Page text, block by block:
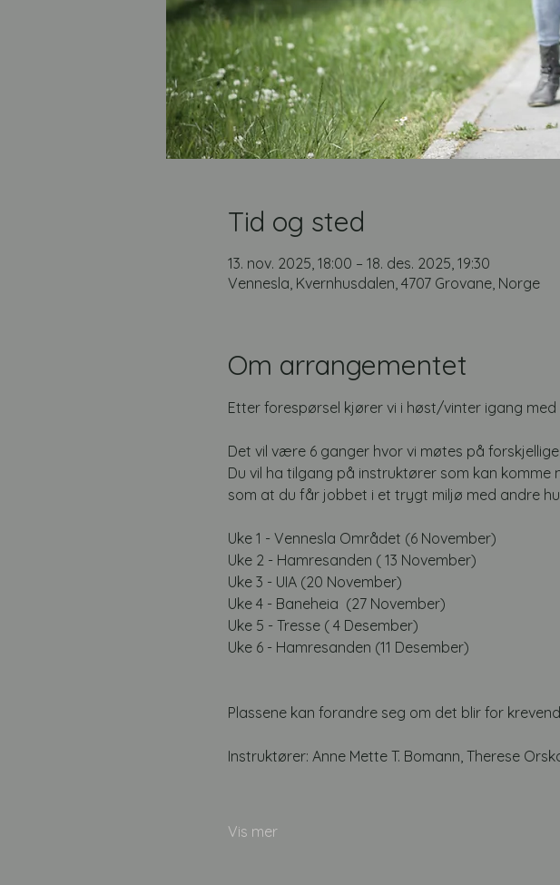
Tid og sted
13. nov. 2025, 18:00 – 18. des. 2025, 19:30
Vennesla, Kvernhusdalen, 4707 Grovane, Norge
Om arrangementet
Etter forespørsel kjører vi i høst/vinter igang
Det vil være 6 ganger hvor vi møtes på
Du vil ha tilgang på instruktører som kan
som at du får jobbet i et trygt miljø med andre
Uke 1 - Vennesla Området (6 November)
Uke 2 - Hamresanden ( 13 November)
Uke 3 - UIA (20 November)
Uke 4 - Baneheia  (27 November)
Uke 5 - Tresse ( 4 Desember)
Uke 6 - Hamresanden (11 Desember)
Plassene kan forandre seg om det blir for
Instruktører: Anne Mette T. Bomann, Therese
Vis mer